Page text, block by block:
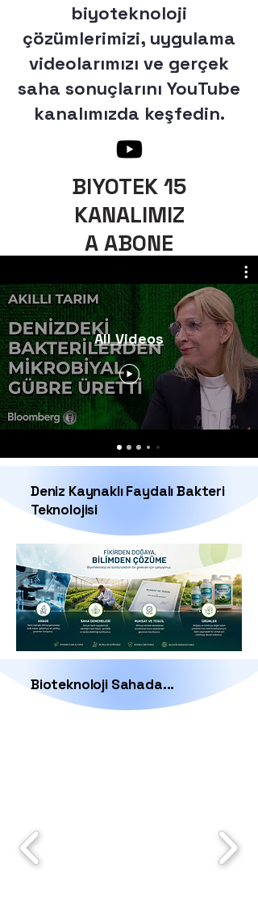
biyoteknoloji
çözümlerimizi, uygulama
videolarımızı ve gerçek
saha sonuçlarını YouTube
kanalımızda keşfedin.
BIYOTEK 15
KANALIMIZ
A ABONE
All Videos
Deniz Kaynaklı Faydalı Bakteri
Teknolojisi
Bioteknoloji Sahada...